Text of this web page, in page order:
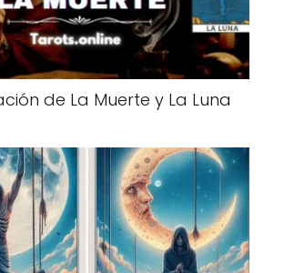
de La Muerte y La Luna